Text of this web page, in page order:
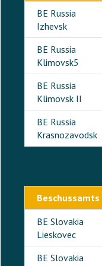
BE Russia
Izhevsk
BE Russia
Klimovsk5
BE Russia
Klimovsk II
BE Russia
Krasnozavodsk
Beschussamts
BE Slovakia
Lieskovec
BE Slovakia